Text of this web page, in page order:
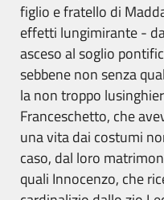
figlio e fratello di
effetti lungimirante -
asceso al soglio
sebbene non senza
la non troppo
Franceschetto, che
una vita dai costumi
caso, dal loro
quali Innocenzo, che